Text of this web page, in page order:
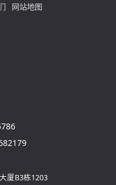
网站地图
厦B3栋1203